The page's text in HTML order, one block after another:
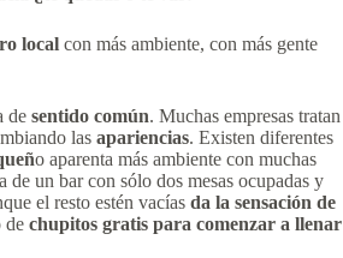
local con más ambiente, con más gente
de sentido común. Muchas empresas tratan
las apariencias. Existen diferentes
o aparenta más ambiente con muchas
de un bar con sólo dos mesas ocupadas y
el resto estén vacías da la sensación de
de chupitos gratis para comenzar a llenar